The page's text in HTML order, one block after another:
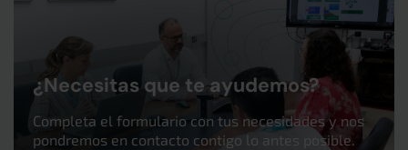
¿Necesitas que te ayudemos?
Completa el formulario con tus necesidades y nos
pondremos en contacto contigo lo antes posible.